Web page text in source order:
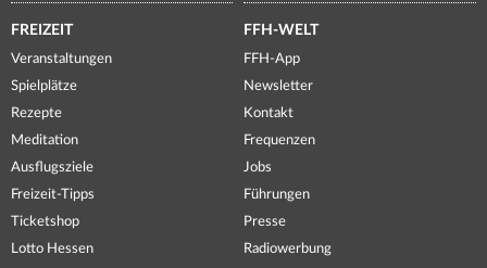
FREIZEIT
Veranstaltungen
Spielplätze
Rezepte
Meditation
Ausflugsziele
Freizeit-Tipps
Ticketshop
Lotto Hessen
FFH-WELT
FFH-App
Newsletter
Kontakt
Frequenzen
Jobs
Führungen
Presse
Radiowerbung